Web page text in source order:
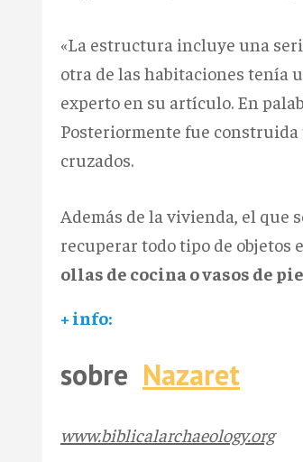
«La estructura incluye una
otra de las habitaciones tenía
experto en su artículo. En
Posteriormente fue
cruzados.
Además de la vivienda, el que
recuperar todo tipo de objetos
ollas de cocina o vasos de
+ info:
sobre Nazaret
www.biblicalarchaeology.org